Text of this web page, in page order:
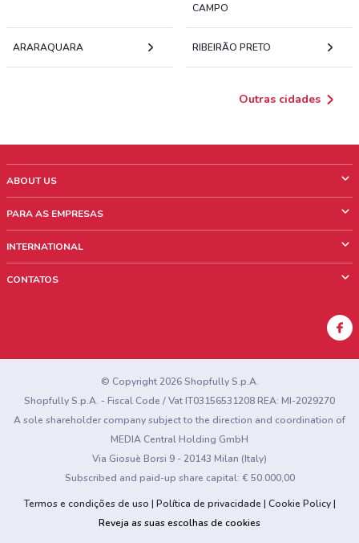
CAMPO
ARARAQUARA RIBEIRÃO PRETO
Outras cidades
ABOUT US
Quem Somos
Trabalhe conosco
PARA AS EMPRESAS
Informações comerciais
INTERNATIONAL
CONTATOS
Encontrou algum problema no site ou no aplicativo?
© Copyright 2026 Shopfully S.p.A.
Shopfully S.p.A. - Fiscal Code / Vat IT03156531208 REA: MI-2029270
A sole shareholder company subject to the direction and coordination of
MEDIA Central Holding GmbH
Via Giosuè Borsi 9 - 20143 Milan (Italy)
Subscribed and paid-up share capital: € 50.000,00
Termos e condições de uso
Política de privacidade
Cookie Policy
Reveja as suas escolhas de cookies